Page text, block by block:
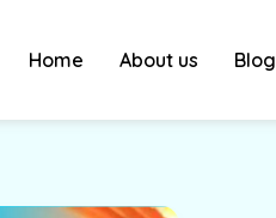
Home About us Blog